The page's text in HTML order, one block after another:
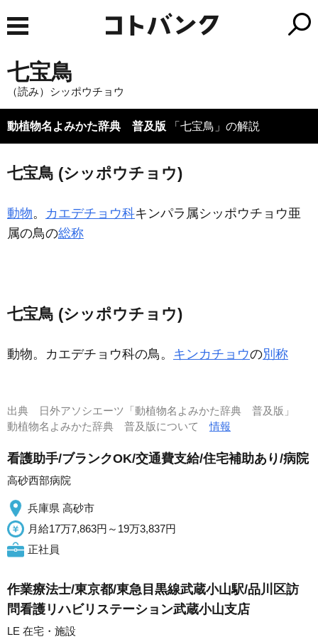
七宝鳥
（読み）シッポウチョウ
動植物名よみかた辞典 普及版 「七宝鳥」の解説
七宝鳥 (シッポウチョウ)
動物。 カエデチョウ科キンパラ属シッポウチョウ亜
属の鳥の総称
七宝鳥 (シッポウチョウ)
動物。カエデチョウ科の鳥。 キンカチョウの別称
出典
日外アソシエーツ「動植物名よみかた辞典 普及版」
動植物名よみかた辞典 普及版について情報
看護助手/ブランクOK/交通費支給/住宅補助あり/病院
高砂西部病院
兵庫県 高砂市
月給17万7,863円～19万3,837円
正社員
作業療法士/東京都/東急目黒線武蔵小山駅/品川区訪
問看護リハビリステーション武蔵小山支店
LE 在宅・施設